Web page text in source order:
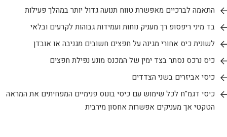
התאמה לברכיים מאפשרת טווח תנועה גדול יותר במהלך פעילות
בד מיני ריפסופ רך מעניק נוחות ועמידות גבוהות לקרעים ובלאי
לשונית כיס אחורי מגינה על חפצים חשובים מגניבה או אובדן
כיס נרכס נסתר בצד ימין של המכנס מונע נפילת חפצים
כיסי אביזרים בשני הצדדים
כיסי דגמ"ח לכל שימוש עם כיסי בונוס פנימיים המפחיתים את המראה
הטקטי אך מעניקים אפשרות אחסון מירבית